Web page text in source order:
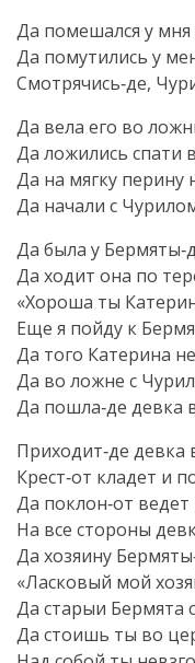
Да помешался у мня
Да помутились у
Смотрячись‑де,
Да вела его во
Да ложились спати
Да на мягку перину
Да начали с
Да была у
Да ходит она по
«Хороша ты
Еще я пойду к
Да того Катерина
Да во ложне с
Да пошла‑де девка
Приходит‑де
Крест‑от кладет и
Да поклон‑от ведет
На все стороны
Да хозяину
«Ласковый мой
Да старыи Бермята
Да стоишь ты во